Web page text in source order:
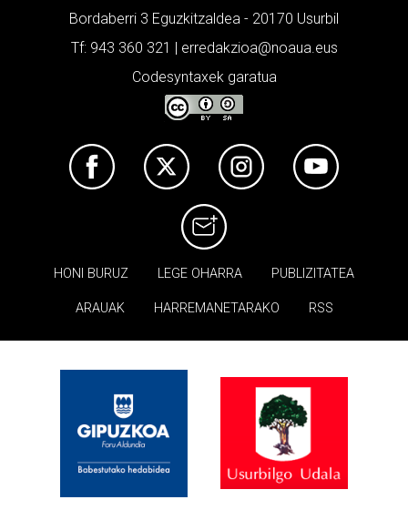
Bordaberri 3 Eguzkitzaldea - 20170 Usurbil
Tf: 943 360 321 | erredakzioa@noaua.eus
Codesyntaxek garatua
HONI BURUZ LEGE OHARRA PUBLIZITATEA
ARAUAK HARREMANETARAKO RSS